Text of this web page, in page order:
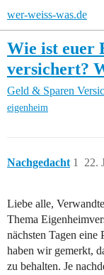
wer-weiss-was.de
Wie ist euer
versichert?
Geld & Sparen
eigenheim
Nachgedacht 22.
1
Liebe alle,
Thema
nächsten Tagen
haben wir gemerkt,
zu behalten. Je